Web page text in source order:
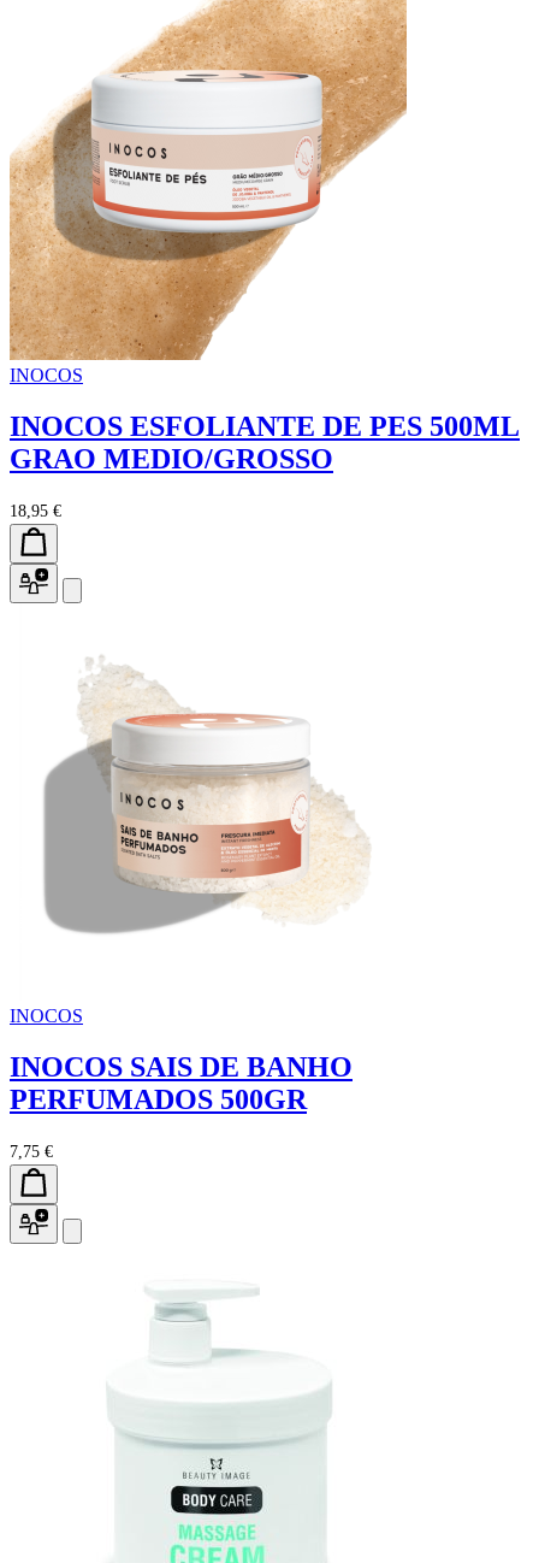
INOCOS
INOCOS ESFOLIANTE DE PES 500ML
GRAO MEDIO/GROSSO
18,95 €
INOCOS
INOCOS SAIS DE BANHO
PERFUMADOS 500GR
7,75 €